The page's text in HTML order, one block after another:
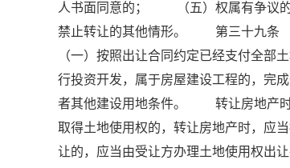
人书面同意的； （五）权属有争议
禁止转让的其他情形。 第三十九条
（一）按照出让合同约定已经支付全
行投资开发，属于房屋建设工程的，完
者其他建设用地条件。 转让房地产
取得土地使用权的，转让房地产时，应
让的，应当由受让方办理土地使用权